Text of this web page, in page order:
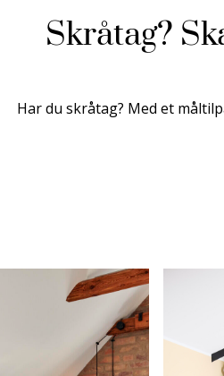
Skråtag?
Har du skråtag? Med et